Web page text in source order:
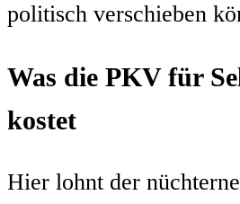
politisch verschieben
Was die PKV für
kostet
Hier lohnt der